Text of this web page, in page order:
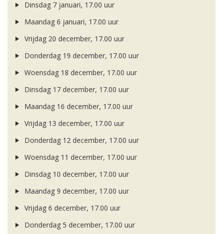
Dinsdag 7 januari, 17.00 uur
Maandag 6 januari, 17.00 uur
Vrijdag 20 december, 17.00 uur
Donderdag 19 december, 17.00 uur
Woensdag 18 december, 17.00 uur
Dinsdag 17 december, 17.00 uur
Maandag 16 december, 17.00 uur
Vrijdag 13 december, 17.00 uur
Donderdag 12 december, 17.00 uur
Woensdag 11 december, 17.00 uur
Dinsdag 10 december, 17.00 uur
Maandag 9 december, 17.00 uur
Vrijdag 6 december, 17.00 uur
Donderdag 5 december, 17.00 uur